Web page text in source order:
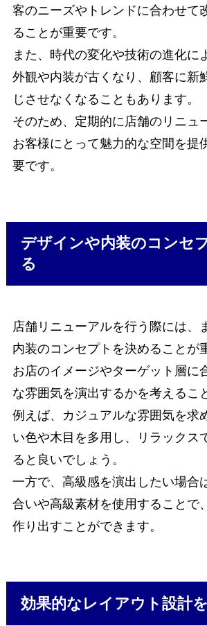
客のニーズやトレンドに合わせて
ることが重要です。
また、時代の変化や技術の進化に
外観や内装が古くなり、顧客に新
じさせなくなることもあります。
そのため、定期的に店舗のリニュ
お客様にとって魅力的な空間を提
要です。
デザインや内装のコンセ
る
店舗リニューアルを行う際には、
内装のコンセプトを決めることが
お店のイメージやターゲット層に
な雰囲気を演出するかを考えるこ
例えば、カジュアルな雰囲気を求
い色や木目を多用し、リラックス
ると良いでしょう。
一方で、高級感を演出したい場合
合いや高級素材を使用することで
作り出すことができます。
効果的なレイアウト設計